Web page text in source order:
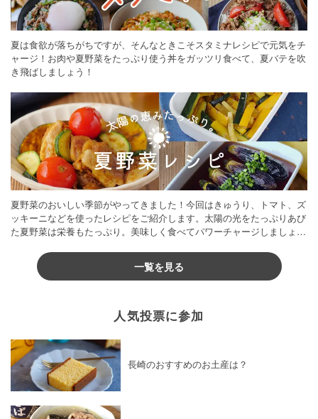
夏は食欲が落ちがちですが、そんなときこそスタミナレシピで元気をチ
ャージ！お肉や夏野菜をたっぷり使う丼をガッツリ食べて、夏バテを吹
き飛ばしましょう！
夏野菜のおいしい季節がやってきました！今回はきゅうり、トマト、ズ
ッキーニなどを使ったレシピをご紹介します。太陽の光をたっぷりあび
た夏野菜は栄養もたっぷり。美味しく食べてパワーチャージしましょう
一覧を見る
人気投票に参加
長崎のおすすめのお土産は？